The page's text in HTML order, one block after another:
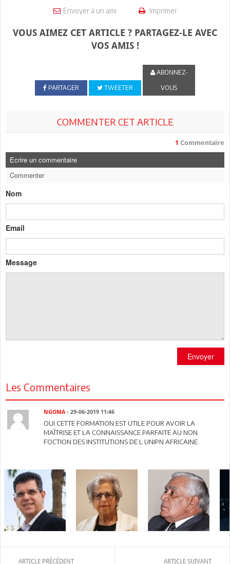
Envoyer à un ami Imprimer
VOUS AIMEZ CET ARTICLE ? PARTAGEZ-LE AVEC
VOS AMIS !
PARTAGER TWEETER
ABONNEZ-
VOUS
COMMENTER CET ARTICLE
1 Commentaire
Ecrire un commentaire
Commenter
Nom
Email
Message
Envoyer
Les Commentaires
NGOMA - 29-06-2019 11:46
OUI CETTE FORMATION EST UTILE POUR AVOIR LA
MAÎTRISE ET LA CONNAISSANCE PARFAITE AU NON
FOCTION DES INSTITUTIONS DE L UNIPN AFRICAINE.
ARTICLE PRÉCÉDENT ARTICLE SUIVANT